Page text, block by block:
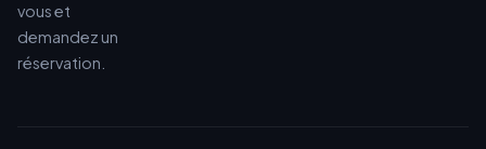
vous et
demandez un
réservation.